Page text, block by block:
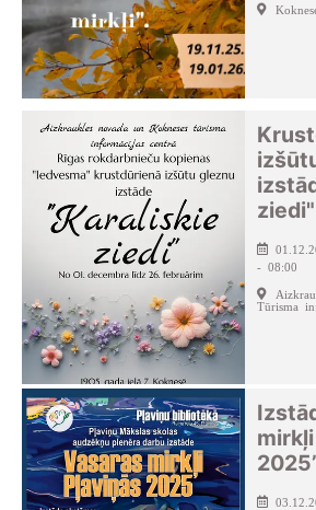
ziedi"
- 08:00
Tūrisma